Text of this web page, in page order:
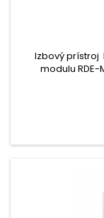
Izbový prístroj
modulu